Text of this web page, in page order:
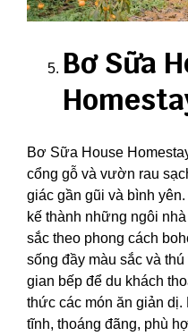
Bơ Sữa
Bơ Sữa House
cổng gỗ và vườn rau
giác gần gũi và bình
kế thành những ngôi
sắc theo phong cách
sống đầy màu sắc và
gian bếp để du khách
thức các món ăn giản
tĩnh, thoáng đãng, phù